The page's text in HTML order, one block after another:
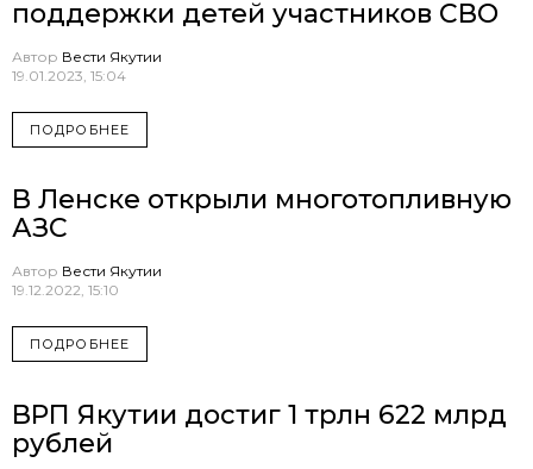
поддержки детей участников СВО
Автор Вести Якутии
19.01.2023, 15:04
ПОДРОБНЕЕ
В Ленске открыли многотопливную
АЗС
Автор Вести Якутии
19.12.2022, 15:10
ПОДРОБНЕЕ
ВРП Якутии достиг 1 трлн 622 млрд
рублей